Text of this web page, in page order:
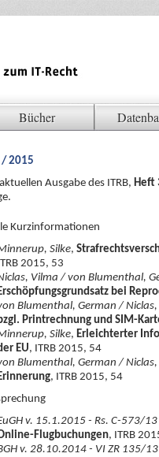
Bücher
2015
Ausgabe des ITRB, Heft
Kurzinformationen
Silke,
2015, 53
Vilma / von Blumenthal,
bei
Blumenthal, German /
Printrechnung und SIM-
Silke, Erleichterter
EU, ITRB 2015, 54
Blumenthal, German /
, ITRB 2015, 54
v. 15.1.2015 - Rs. C-573/
Flugbuchungen, ITRB
v. 28.10.2014 - VI ZR 135/